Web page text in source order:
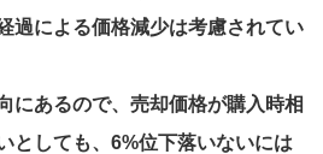
過による価格減少は考慮されてい
にあるので、売却価格が購入時相
としても、6%位下落いないには